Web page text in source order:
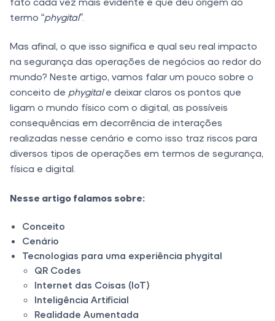
termo “phygital”.
Mas afinal, o que isso significa e qual seu real impacto
na segurança das operações de negócios ao redor do
mundo? Neste artigo, vamos falar um pouco sobre o
conceito de phygitale deixar claros os pontos que
ligam o mundo físico com o digital, as possíveis
consequências em decorrência de interações
realizadas nesse cenário e como isso traz riscos para
diversos tipos de operações em termos de segurança,
física e digital.
Nesse artigo falamos sobre:
Conceito
Cenário
Tecnologias para uma experiência phygital
QR Codes
Internet das Coisas (IoT)
Inteligência Artificial
Realidade Aumentada